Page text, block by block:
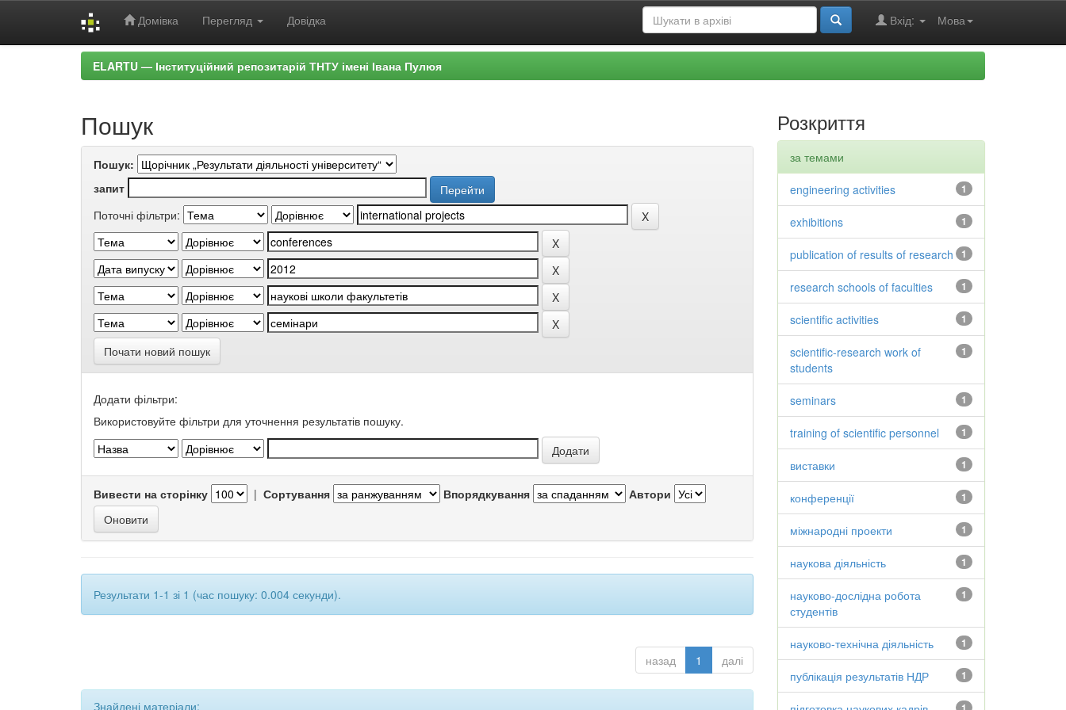
Домівка Перегляд Довідка Мова
Вхід:
ELARTU — Інституційний репозитарій ТНТУ імені Івана Пулюя
Пошук
Пошук:
запит
Поточні фільтри:
Почати новий пошук
Додати фільтри:
Використовуйте фільтри для уточнення результатів пошуку.
Вивести на сторінку | Сортування Впорядкування Автори
Результати 1-1 зі 1 (час пошуку: 0.004 секунди).
назад 1 далі
Знайдені матеріали:
Розкриття
за темами
1
engineering activities
1
exhibitions
1
publication of results of research
1
research schools of faculties
1
scientific activities
1
scientific-research work of
students
1
seminars
1
training of scientific personnel
1
виставки
1
конференції
1
міжнародні проекти
1
наукова діяльність
1
науково-дослідна робота
студентів
1
науково-технічна діяльність
1
публікація результатів НДР